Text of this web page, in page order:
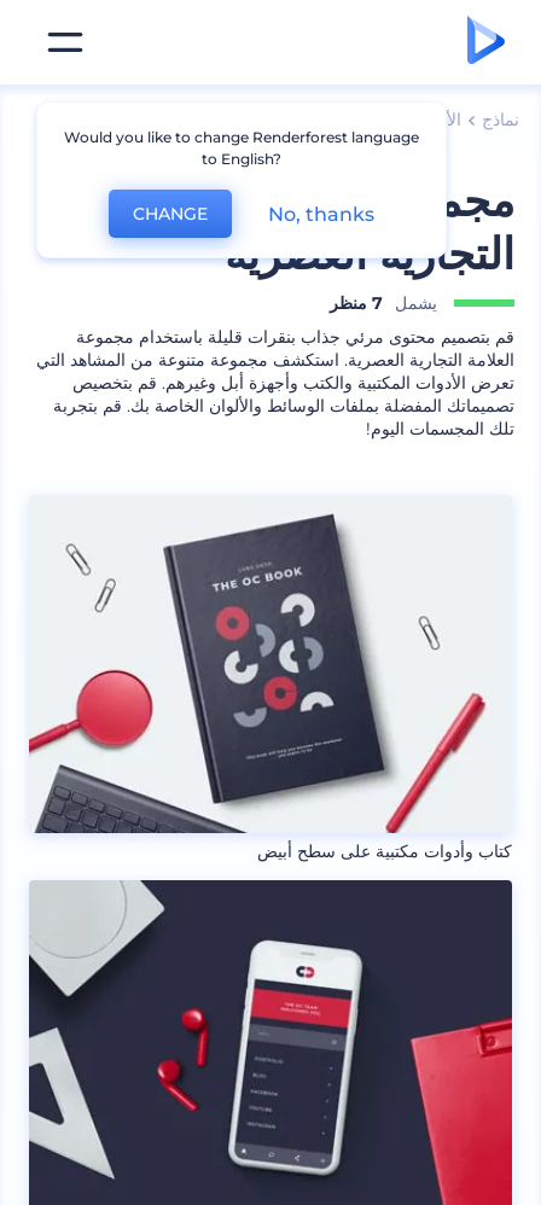
نماذج الأجهزة
مجموعة مجسم العلامة
التجارية العصرية
يشمل
7 منظر
قم بتصميم محتوى مرئي جذاب بنقرات قليلة باستخدام مجموعة
العلامة التجارية العصرية. استكشف مجموعة متنوعة من المشاهد التي
تعرض الأدوات المكتبية والكتب وأجهزة أبل وغيرهم. قم بتخصيص
تصميماتك المفضلة بملفات الوسائط والألوان الخاصة بك. قم بتجربة
تلك المجسمات اليوم!
كتاب وأدوات مكتبية على سطح أبيض
Would you like to change Renderforest language
to English?
CHANGE No, thanks